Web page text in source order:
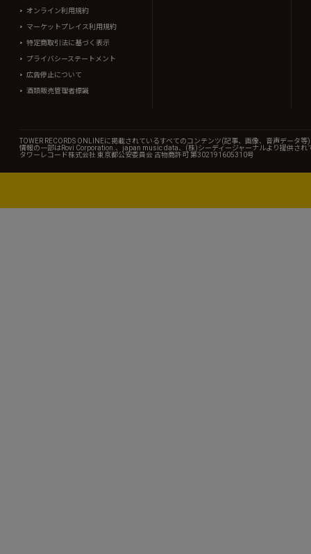
オンライン利用規約
マーケットプレイス利用規約
特定商取引法に基づく表示
プライバシーステートメント
広告停止について
酒類販売管理者標識
TOWER RECORDS ONLINEに掲載されているすべてのコンテンツ(記事、画像、音声データ
情報の一部はRovi Corporation.、japan music data、(株)シーディージャーナルより提供され
タワーレコード株式会社 東京都公安委員会 古物商許可 第302191605310号